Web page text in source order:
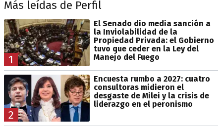
Más leídas de Perfil
1
El Senado dio media sanción a
la Inviolabilidad de la
Propiedad Privada: el Gobierno
tuvo que ceder en la Ley del
Manejo del Fuego
2
Encuesta rumbo a 2027: cuatro
consultoras midieron el
desgaste de Milei y la crisis de
liderazgo en el peronismo